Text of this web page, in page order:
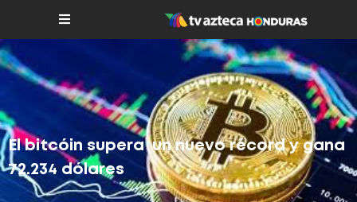
El bitcóin supera un nuevo récord y gana
72.234 dólares